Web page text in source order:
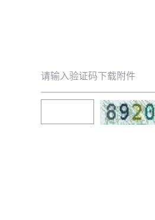
请输入验证码下载附件